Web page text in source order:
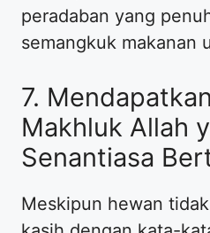
peradaban yang
semangkuk makanan
7.
Makhluk Allah
Senantiasa
Meskipun hewan